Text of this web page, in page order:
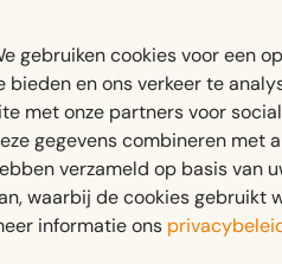
Badkamer(s) beneden: 1
Douche(cabine)
in badkamer(s): 1
gebruiken cookies voor een
bieden en ons verkeer te
met onze partners voor
gegevens combineren met
verzameld op basis van
waarbij de cookies gebruikt
informatie ons